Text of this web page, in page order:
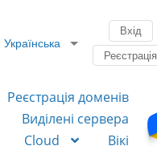
Українська
Вхід
Реєстрація
Реєстрація доменів
Виділені сервера
Cloud
Вікі